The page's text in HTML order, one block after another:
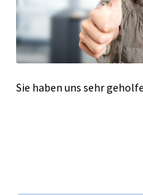
Sie haben uns sehr